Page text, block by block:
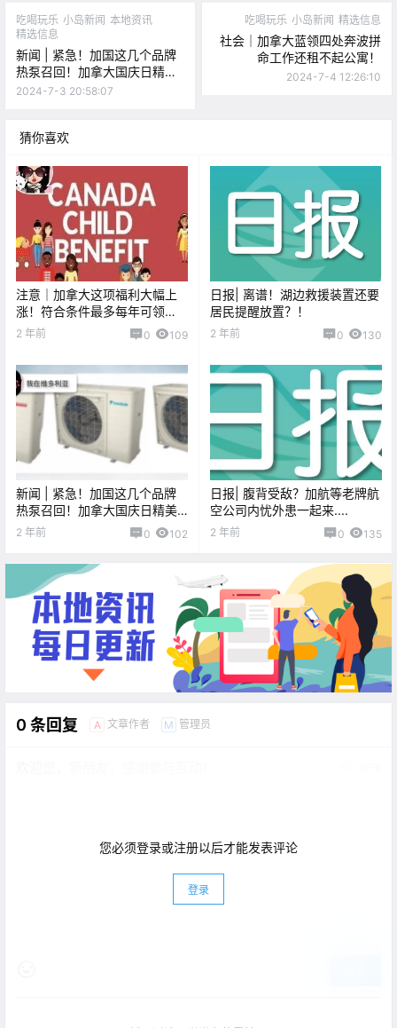
吃喝玩乐 小岛新闻 本地资讯
精选信息
新闻 | 紧急！加国这几个品牌
热泵召回！加拿大国庆日精美
图片集锦抢先看！
2024-7-3 20:58:07
吃喝玩乐 小岛新闻 精选信息
社会｜加拿大蓝领四处奔波拼
命工作还租不起公寓！
2024-7-4 12:26:10
猜你喜欢
注意｜加拿大这项福利大幅上
涨！符合条件最多每年可领
$7000+
2 年前 0 109
日报| 离谱！湖边救援装置还要
居民提醒放置？！
2 年前 0 130
新闻 | 紧急！加国这几个品牌
热泵召回！加拿大国庆日精美
图片集锦抢先看！
2 年前 0 102
日报| 腹背受敌？加航等老牌航
空公司内忧外患一起来....
2 年前 0 135
0 条回复 A 文章作者 M 管理员
您必须登录或注册以后才能发表评论
登录